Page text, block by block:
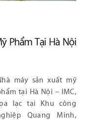
Phẩm Tại Hà Nội
máy sản xuất mỹ
tại Hà Nội – IMC,
lạc tại Khu công
Quang Minh,